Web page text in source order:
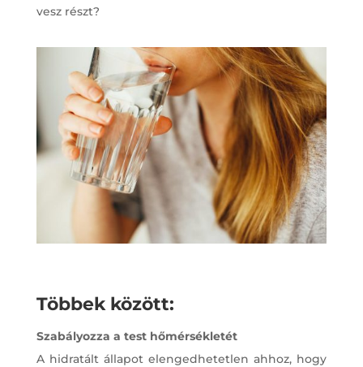
vesz részt?
Többek között:
Szabályozza a test hőmérsékletét
A hidratált állapot elengedhetetlen ahhoz, hogy